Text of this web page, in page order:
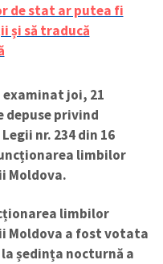
de stat ar putea fi
și să traducă
joi, 21
depuse privind
nr. 234 din 16
limbilor
Moldova.
limbilor
Moldova a fost votata
la ședința nocturnă a